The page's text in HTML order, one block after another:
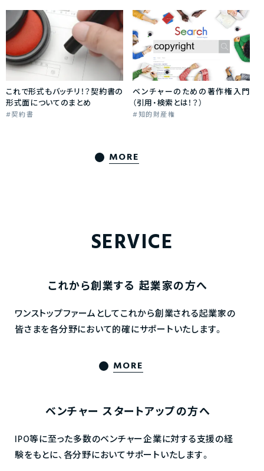
これで形式もバッチリ！？契約書の
形式面についてのまとめ
契約書
ベンチャーのための著作権入門
（引用・検索とは！？）
知的財産権
MORE
SERVICE
これから創業する 起業家の方へ
ワンストップファームとしてこれから創業される起業家の
皆さまを各分野において的確にサポートいたします。
MORE
ベンチャー スタートアップの方へ
IPO等に至った多数のベンチャー企業に対する支援の経
験をもとに、各分野においてサポートいたします。